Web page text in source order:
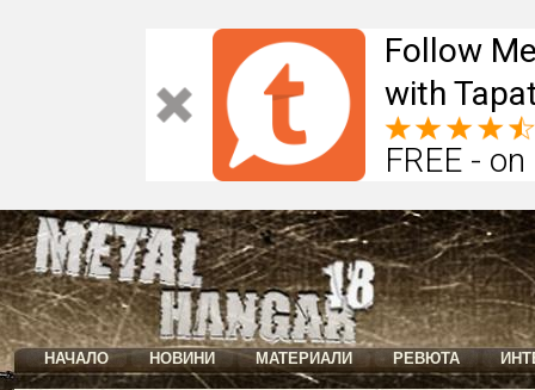
Follow
with
FREE -
НАЧАЛО НОВИНИ МАТЕРИАЛИ РЕВЮТА